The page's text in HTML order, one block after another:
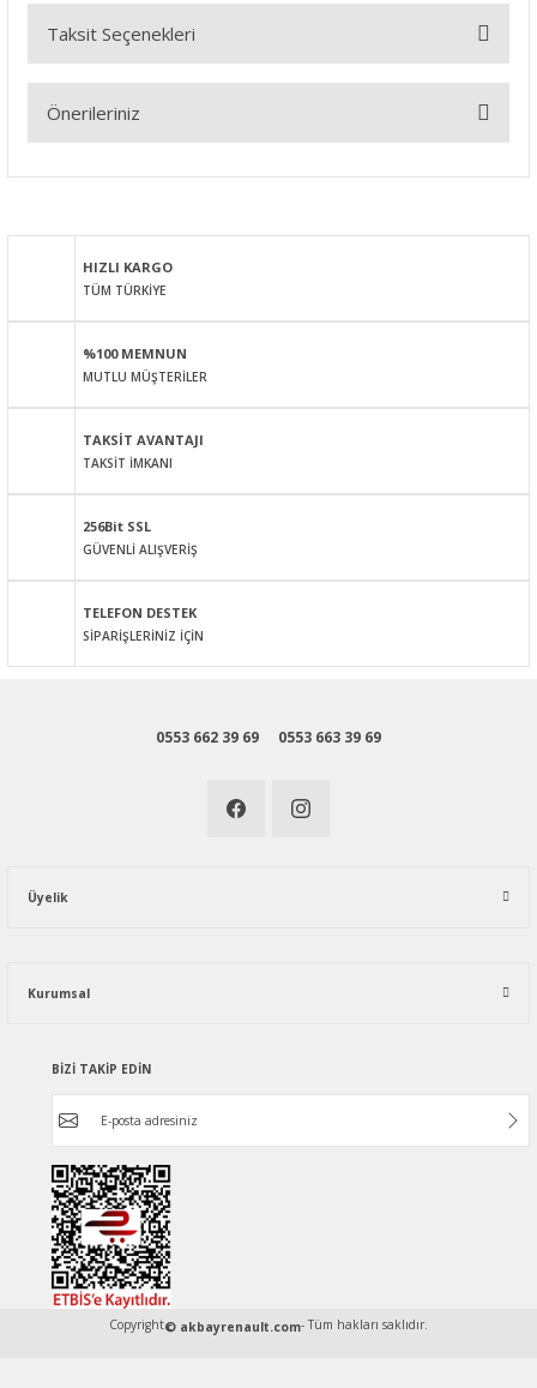
Bu ürüne ilk yorumu siz yapın!
Taksit Seçenekleri
Önerileriniz
Görüş ve önerileriniz için teşekkür ederiz.
Ürün resmi kalitesiz, bozuk veya görüntülenemiyor.
Ürün bilgilerinde hatalar bulunuyor.
Bu ürüne benzer farklı alternatifler olmalı.
HIZLI KARGO
TÜM TÜRKİYE
%100 MEMNUN
MUTLU MÜŞTERİLER
TAKSİT AVANTAJI
TAKSİT İMKANI
256Bit SSL
GÜVENLİ ALIŞVERİŞ
TELEFON DESTEK
SİPARİŞLERİNİZ İÇİN
0553 662 39 69 0553 663 39 69
Üyelik
Kurumsal
BİZİ TAKİP EDİN
Copyright© akbayrenault.com- Tüm hakları saklıdır.